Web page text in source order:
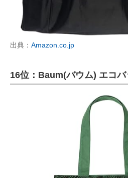
出典： Amazon.co.jp
16位：Baum(バウム) エコバ